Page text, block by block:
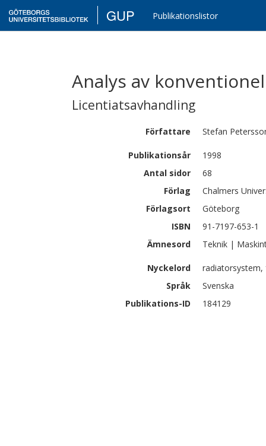
GUP Publikationslistor
Analys av
Licentiatsavhandling
Författare Stefan
Publikationsår
1998
Antal sidor
68
Förlag
Chalmers
Förlagsort
Göteborg
ISBN
91-7197-653-1
Ämnesord
Teknik |
Nyckelord
Språk
Svenska
Publikations-ID
184129